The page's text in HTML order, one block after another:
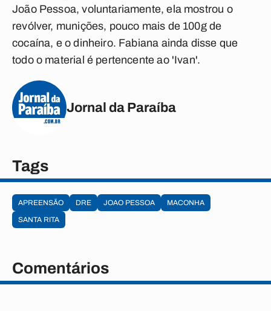
João Pessoa, voluntariamente, ela mostrou o
revólver, munições, pouco mais de 100g de
cocaína, e o dinheiro. Fabiana ainda disse que
todo o material é pertencente ao 'Ivan'.
Jornal da Paraíba
Tags
APREENSÃO DRE JOAO PESSOA
MACONHA
SANTA RITA
Comentários